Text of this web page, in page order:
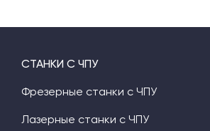
СТАНКИ С ЧПУ
Фрезерные станки с ЧПУ
Лазерные станки с ЧПУ